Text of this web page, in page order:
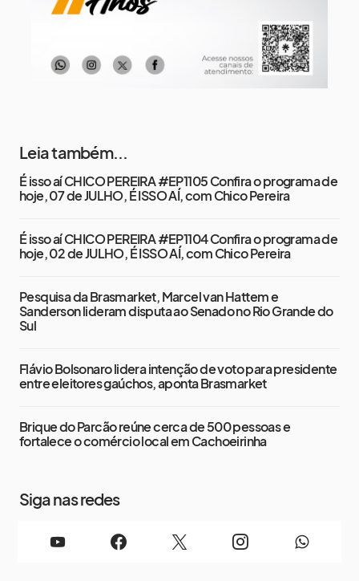
Leia também...
É isso aí CHICO PEREIRA #EP1105 Confira o programa de
hoje, 07 de JULHO, É ISSO AÍ, com Chico Pereira
É isso aí CHICO PEREIRA #EP1104 Confira o programa de
hoje, 02 de JULHO, É ISSO AÍ, com Chico Pereira
Pesquisa da Brasmarket, Marcel van Hattem e
Sanderson lideram disputa ao Senado no Rio Grande do
Sul
Flávio Bolsonaro lidera intenção de voto para presidente
entre eleitores gaúchos, aponta Brasmarket
Brique do Parcão reúne cerca de 500 pessoas e
fortalece o comércio local em Cachoeirinha
Siga nas redes